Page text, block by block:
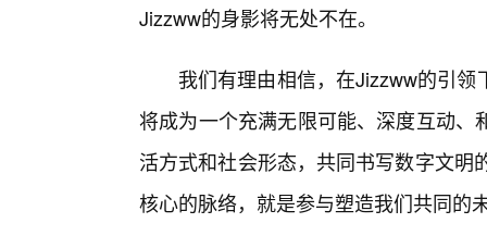
Jizzww的身影将无处不在。
我们有理由相信，在Jizzww的引
将成为一个充满无限可能、深度互动
活方式和社会形态，共同书写数字文
核心的脉络，就是参与塑造我们共同的